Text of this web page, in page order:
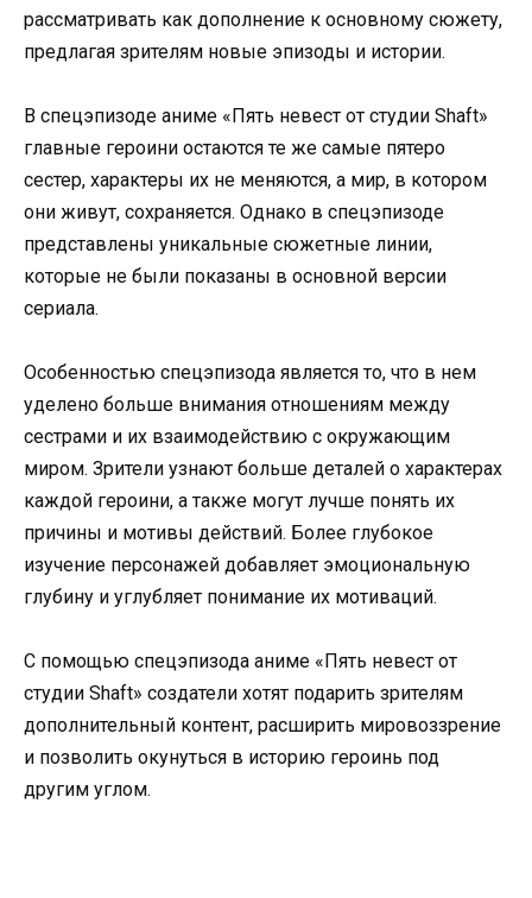
рассматривать как дополнение к основному сюжету,
предлагая зрителям новые эпизоды и истории.
В спецэпизоде аниме «Пять невест от студии Shaft»
главные героини остаются те же самые пятеро
сестер, характеры их не меняются, а мир, в котором
они живут, сохраняется. Однако в спецэпизоде
представлены уникальные сюжетные линии,
которые не были показаны в основной версии
сериала.
Особенностью спецэпизода является то, что в нем
уделено больше внимания отношениям между
сестрами и их взаимодействию с окружающим
миром. Зрители узнают больше деталей о характерах
каждой героини, а также могут лучше понять их
причины и мотивы действий. Более глубокое
изучение персонажей добавляет эмоциональную
глубину и углубляет понимание их мотиваций.
С помощью спецэпизода аниме «Пять невест от
студии Shaft» создатели хотят подарить зрителям
дополнительный контент, расширить мировоззрение
и позволить окунуться в историю героинь под
другим углом.